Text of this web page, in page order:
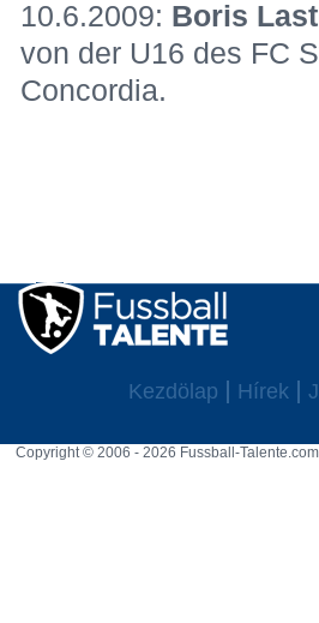
10.6.2009: Boris
von der U16 des FC
Concordia.
Kezdölap Hírek
Copyright © 2006 - 2026 Fussball-